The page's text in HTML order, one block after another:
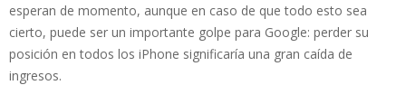
esperan de momento, aunque en caso de que todo esto sea
cierto, puede ser un importante golpe para Google: perder su
posición en todos los iPhone significaría una gran caída de
ingresos.